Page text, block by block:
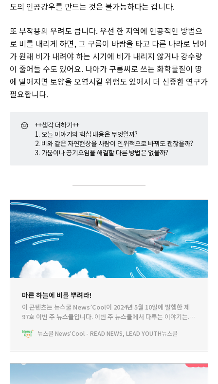
도의 인공강우를 만드는 것은 불가능하다는 겁니다.
또 부작용의 우려도 큽니다. 우선 한 지역에 인공적인 방법으
로 비를 내리게 하면, 그 구름이 바람을 타고 다른 나라로 넘어
가 원래 비가 내려야 하는 시기에 비가 내리지 않거나 강수량
이 줄어들 수도 있어요. 나아가 구름씨로 쓰는 화학물질이 땅
에 떨어지면 토양을 오염시킬 위험도 있어서 더 신중한 연구가
필요합니다.
😔
++생각 더하기++
1. 오늘 이야기의 핵심 내용은 무엇일까?
2. 비와 같은 자연현상을 사람이 인위적으로 바꿔도 괜찮을까?
3. 가뭄이나 공기오염을 해결할 다른 방법은 없을까?
마른 하늘에 비를 뿌려라!
이 콘텐츠는 뉴스쿨 News’Cool이 2024년 5월 10일에 발행한 제
97호 이번 주 뉴스쿨입니다.‌ 이번 주 뉴스쿨에서 다루는 이야기는...
기에도 무게가 있다?!PLAY - 일일 기상 캐스터로 변신!BOOKCLUB
뉴스쿨 News'Cool - READ NEWS, LEAD YOUTH뉴스쿨